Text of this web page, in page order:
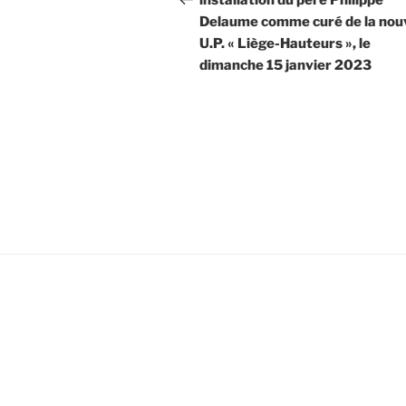
l’article
Delaume comme curé de la
U.P. « Liège-Hauteurs », le
dimanche 15 janvier 2023